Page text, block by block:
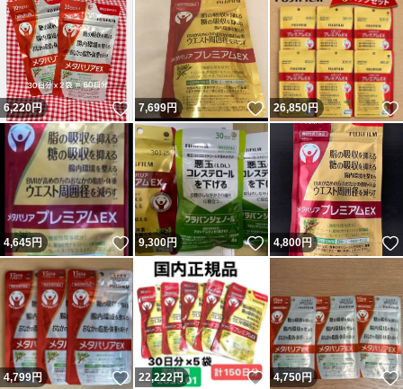
6,220円 いいね！
7,699円 いいね！
26,850円
4,645円 いいね！
9,300円 いいね！
4,800円
4,799円 いいね！
22,222円 いいね！
4,750円